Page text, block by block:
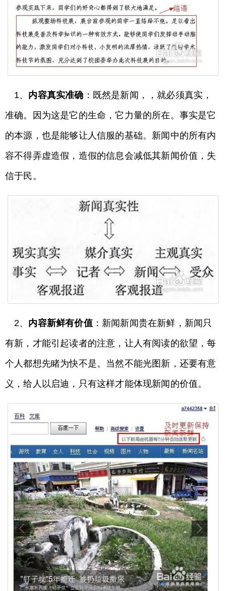
1、 内容真实准确 ：既然是新闻，，就必须真实，
准确。因为这是它的生命，它力量的所在。事实是它
的本源，也是能够让人信服的基础。新闻中的所有内
容不得弄虚造假，造假的信息会减低其新闻价值，失
信于民。
2、 内容新鲜有价值：新闻新闻贵在新鲜，新闻只
有新，才能引起读者的注意，让人有阅读的欲望，每
个人都想先睹为快不是。当然不能光图新，还要有意
义，给人以启迪，只有这样才能体现新闻的价值。